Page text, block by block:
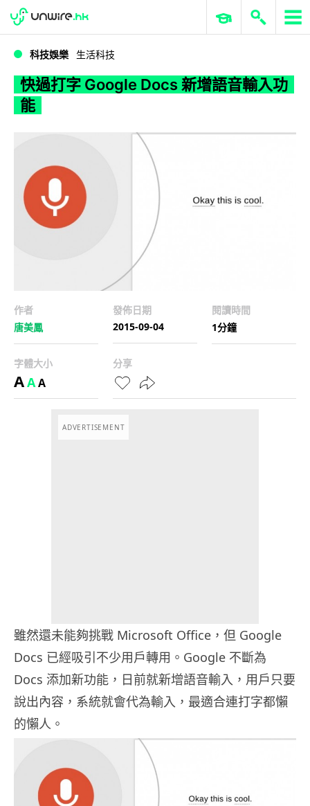
快過打字 Google Docs 新增語音輸入功能
WWDC 2026 ERP 與商業 AI
科技娛樂 生活科技
快過打字 Google Docs 新增語音輸入功
能
作者
唐美鳳
發佈日期
2015-09-04
閱讀時間
1分鐘
字體大小
AAA
分享
ADVERTISEMENT
雖然還未能夠挑戰 Microsoft Office，但 Google
Docs 已經吸引不少用戶轉用。Google 不斷為
Docs 添加新功能，日前就新增語音輸入，用戶只要
說出內容，系統就會代為輸入，最適合連打字都懶
的懶人。